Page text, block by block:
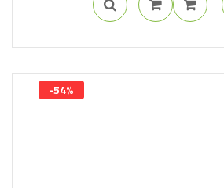
-54%